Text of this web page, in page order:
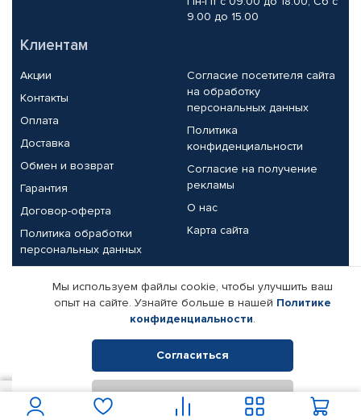
9.00 до 15.00
Клиентам
Акции
Контакты
Оплата
Доставка
Обмен и возврат
Гарантия
Договор-оферта
Политика обработки
персональных данных
Согласие посетителя сайта
на обработку
персональных данных
Политика
конфиденциальности
Согласие на получение
рекламы
О нас
Карта сайта
Партнерам
Корпоративным клиентам
Поставщикам
Реквизиты компании
© КАМАЗ ЦЕНТР ДОНЕЦК, 2015-2026. Все права защищены.
Интернет-магазин автомобильных товаров Автопрофи.
Мы используем файлы cookie, чтобы улучшить ваш
опыт на сайте. Узнайте больше в нашей Политике
конфиденциальности.
Согласиться
Отклонить
В корзину